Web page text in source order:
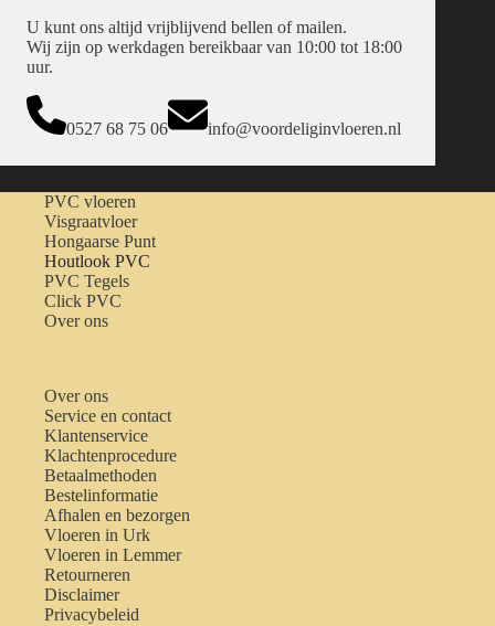
U kunt ons altijd vrijblijvend bellen of mailen.
Wij zijn op werkdagen bereikbaar van 10:00 tot 18:00
uur.
0527 68 75 06 info@voordeliginvloeren.nl
PVC vloeren
Visgraatvloer
Hongaarse Punt
Houtlook PVC
PVC Tegels
Click PVC
Over ons
Over ons
Service en contact
Klantenservice
Klachtenprocedure
Betaalmethoden
Bestelinformatie
Afhalen en bezorgen
Vloeren in Urk
Vloeren in Lemmer
Retourneren
Disclaimer
Privacybeleid